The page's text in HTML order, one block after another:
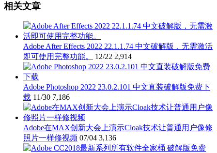
相关文章
Adobe After Effects 2022 22.1.1.74 中文破解版，无需激活
即可使用完整功能。
12/22 2,914
Adobe Photoshop 2022 23.0.2.101 中文直装破解版免费下
载 11/30 7,186
Adobe在MAX创新大会上演示Cloak技术让普通用户像修
照片一样修视频 07/04 3,136